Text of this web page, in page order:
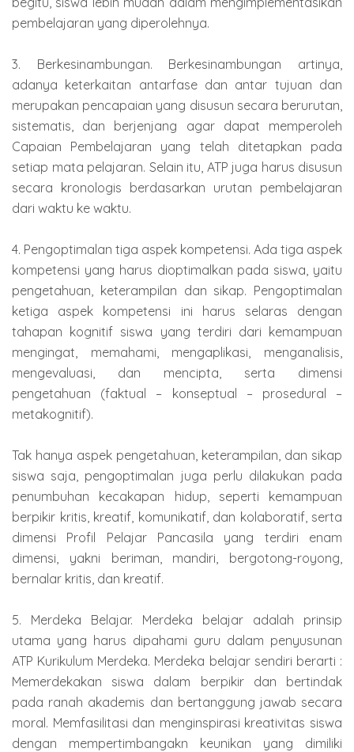
pembelajaran yang diperolehnya.
3. Berkesinambungan. Berkesinambungan artinya,
adanya keterkaitan antarfase dan antar tujuan dan
merupakan pencapaian yang disusun secara berurutan,
sistematis, dan berjenjang agar dapat memperoleh
Capaian Pembelajaran yang telah ditetapkan pada
setiap mata pelajaran. Selain itu, ATP juga harus disusun
secara kronologis berdasarkan urutan pembelajaran
dari waktu ke waktu.
4. Pengoptimalan tiga aspek kompetensi. Ada tiga aspek
kompetensi yang harus dioptimalkan pada siswa, yaitu
pengetahuan, keterampilan dan sikap. Pengoptimalan
ketiga aspek kompetensi ini harus selaras dengan
tahapan kognitif siswa yang terdiri dari kemampuan
mengingat, memahami, mengaplikasi, menganalisis,
mengevaluasi, dan mencipta, serta dimensi
pengetahuan (faktual – konseptual – prosedural –
metakognitif).
Tak hanya aspek pengetahuan, keterampilan, dan sikap
siswa saja, pengoptimalan juga perlu dilakukan pada
penumbuhan kecakapan hidup, seperti kemampuan
berpikir kritis, kreatif, komunikatif, dan kolaboratif, serta
dimensi Profil Pelajar Pancasila yang terdiri enam
dimensi, yakni beriman, mandiri, bergotong-royong,
bernalar kritis, dan kreatif.
5. Merdeka Belajar. Merdeka belajar adalah prinsip
utama yang harus dipahami guru dalam penyusunan
ATP Kurikulum Merdeka. Merdeka belajar sendiri berarti :
Memerdekakan siswa dalam berpikir dan bertindak
pada ranah akademis dan bertanggung jawab secara
moral. Memfasilitasi dan menginspirasi kreativitas siswa
dengan mempertimbangakn keunikan yang dimiliki